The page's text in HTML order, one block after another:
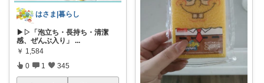
はさま|暮らし
▶▷「泡立ち・長持ち・清潔
感、ぜんぶ入り」
...
￥ 1,584
0 1 345